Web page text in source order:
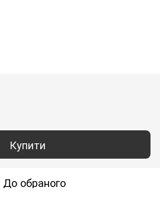
Купити
До обраного